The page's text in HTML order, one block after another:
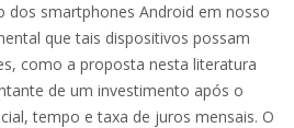
dos smartphones Android em nosso
que tais dispositivos possam
como a proposta nesta literatura
de um investimento após o
tempo e taxa de juros mensais. O